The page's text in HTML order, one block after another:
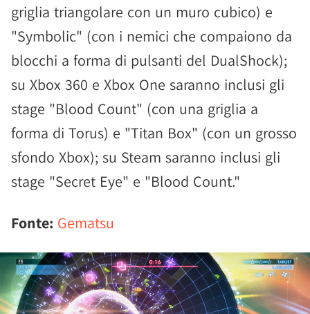
griglia triangolare con un muro cubico) e
"Symbolic" (con i nemici che compaiono da
blocchi a forma di pulsanti del DualShock);
su Xbox 360 e Xbox One saranno inclusi gli
stage "Blood Count" (con una griglia a
forma di Torus) e "Titan Box" (con un grosso
sfondo Xbox); su Steam saranno inclusi gli
stage "Secret Eye" e "Blood Count."
Fonte: Gematsu